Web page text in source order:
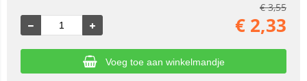
€3,55
€ 2,33
Voeg toe aan winkelmandje